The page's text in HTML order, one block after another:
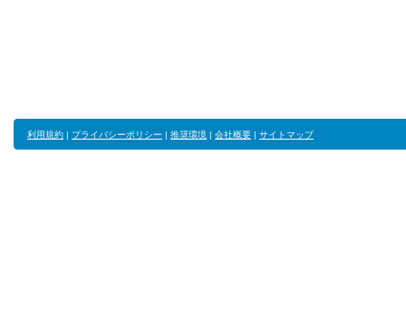
利用規約 | プライバシーポリシー | 推奨環境 | 会社概要 | サイトマップ